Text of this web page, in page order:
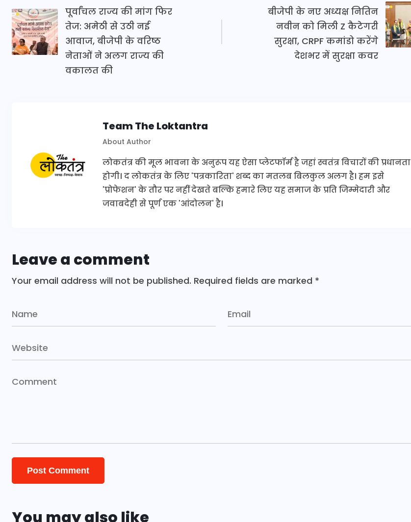
पूर्वांचल राज्य की मांग फिर
तेज: अमेठी से उठी नई
आवाज, बीजेपी के वरिष्ठ
नेताओं ने अलग राज्य की
वकालत की
बीजेपी के नए अध्यक्ष नितिन
नवीन को मिली Z कैटेगरी
सुरक्षा, CRPF कमांडो करेंगे
देशभर में सुरक्षा कवर
Team The Loktantra
About Author
लोकतंत्र की मूल भावना के अनुरूप यह ऐसा प्लेटफॉर्म है जहां स्वतंत्र विचारों की प्रधानता
होगी। द लोकतंत्र के लिए 'पत्रकारिता' शब्द का मतलब बिलकुल अलग है। हम इसे
'प्रोफेशन' के तौर पर नहीं देखते बल्कि हमारे लिए यह समाज के प्रति जिम्मेदारी और
जवाबदेही से पूर्ण एक 'आंदोलन' है।
Leave a comment
Your email address will not be published. Required fields are marked *
You may also like